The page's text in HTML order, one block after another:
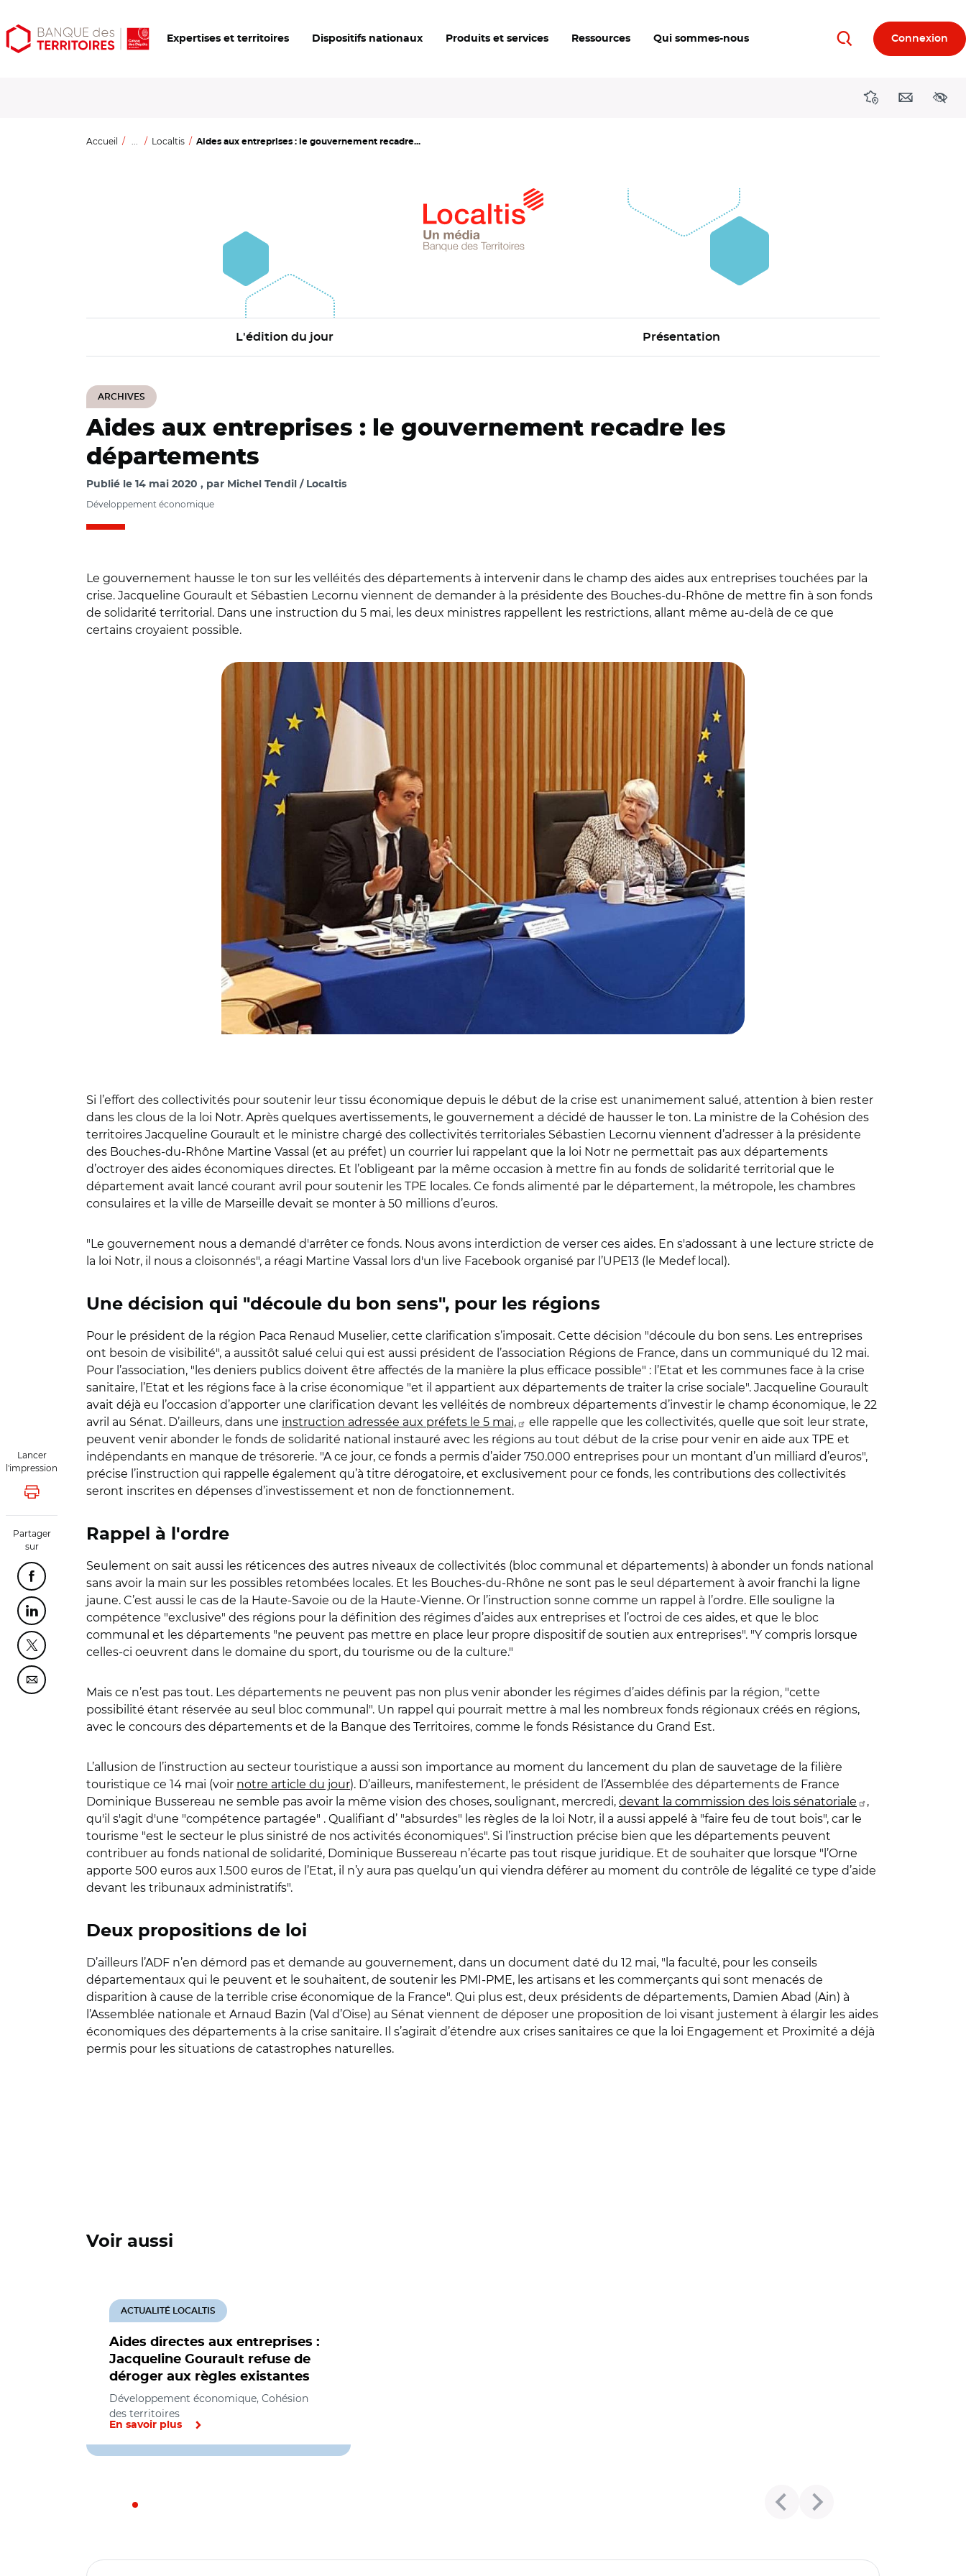
Aller
au
Aller
au
Ouvrir
les
Expertises et territoires Dispositifs nationaux Produits et services Ressources Qui sommes-nous RechercherConnexion
DirectionsContact
Accueil ... Localtis Aides aux entreprises : le gouvernement recadre...
L'édition du jour Présentation
ARCHIVES
Lancer
l'impression
Lancer l'impression
Partager
sur
Partager cette page sur Facebook
Partager cette page sur Linkedin
Partager cette page sur Twitter
Partager cette page sur Courriel
Aides aux entreprises : le gouvernement recadre les
départements
Publié le 14 mai 2020 par Michel Tendil / Localtis
Développement économique
Le gouvernement hausse le ton sur les velléités des départements à intervenir dans le champ des aides aux entreprises touchées par la
crise. Jacqueline Gourault et Sébastien Lecornu viennent de demander à la présidente des Bouches-du-Rhône de mettre fin à son fonds
de solidarité territorial. Dans une instruction du 5 mai, les deux ministres rappellent les restrictions, allant même au-delà de ce que
certains croyaient possible.
Si l’effort des collectivités pour soutenir leur tissu économique depuis le début de la crise est unanimement salué, attention à bien rester
dans les clous de la loi Notr. Après quelques avertissements, le gouvernement a décidé de hausser le ton. La ministre de la Cohésion des
territoires Jacqueline Gourault et le ministre chargé des collectivités territoriales Sébastien Lecornu viennent d’adresser à la présidente
des Bouches-du-Rhône Martine Vassal (et au préfet) un courrier lui rappelant que la loi Notr ne permettait pas aux départements
d’octroyer des aides économiques directes. Et l’obligeant par la même occasion à mettre fin au fonds de solidarité territorial que le
département avait lancé courant avril pour soutenir les TPE locales. Ce fonds alimenté par le département, la métropole, les chambres
consulaires et la ville de Marseille devait se monter à 50 millions d’euros.
"Le gouvernement nous a demandé d'arrêter ce fonds. Nous avons interdiction de verser ces aides. En s'adossant à une lecture stricte de
la loi Notr, il nous a cloisonnés", a réagi Martine Vassal lors d'un live Facebook organisé par l’UPE13 (le Medef local).
Une décision qui "découle du bon sens", pour les régions
Pour le président de la région Paca Renaud Muselier, cette clarification s’imposait. Cette décision "découle du bon sens. Les entreprises
ont besoin de visibilité", a aussitôt salué celui qui est aussi président de l’association Régions de France, dans un communiqué du 12 mai.
Pour l’association, "les deniers publics doivent être affectés de la manière la plus efficace possible" : l’Etat et les communes face à la crise
sanitaire, l’Etat et les régions face à la crise économique "et il appartient aux départements de traiter la crise sociale". Jacqueline Gourault
avait déjà eu l’occasion d’apporter une clarification devant les velléités de nombreux départements d’investir le champ économique, le 22
avril au Sénat. D’ailleurs, dans une instruction adressée aux préfets le 5 mai,
elle rappelle que les collectivités, quelle que soit leur strate,
peuvent venir abonder le fonds de solidarité national instauré avec les régions au tout début de la crise pour venir en aide aux TPE et
indépendants en manque de trésorerie. "A ce jour, ce fonds a permis d’aider 750.000 entreprises pour un montant d’un milliard d’euros",
précise l’instruction qui rappelle également qu’à titre dérogatoire, et exclusivement pour ce fonds, les contributions des collectivités
seront inscrites en dépenses d’investissement et non de fonctionnement.
Rappel à l'ordre
Seulement on sait aussi les réticences des autres niveaux de collectivités (bloc communal et départements) à abonder un fonds national
sans avoir la main sur les possibles retombées locales. Et les Bouches-du-Rhône ne sont pas le seul département à avoir franchi la ligne
jaune. C’est aussi le cas de la Haute-Savoie ou de la Haute-Vienne. Or l’instruction sonne comme un rappel à l’ordre. Elle souligne la
compétence "exclusive" des régions pour la définition des régimes d’aides aux entreprises et l’octroi de ces aides, et que le bloc
communal et les départements "ne peuvent pas mettre en place leur propre dispositif de soutien aux entreprises". "Y compris lorsque
celles-ci oeuvrent dans le domaine du sport, du tourisme ou de la culture."
Mais ce n’est pas tout. Les départements ne peuvent pas non plus venir abonder les régimes d’aides définis par la région, "cette
possibilité étant réservée au seul bloc communal". Un rappel qui pourrait mettre à mal les nombreux fonds régionaux créés en régions,
avec le concours des départements et de la Banque des Territoires, comme le fonds Résistance du Grand Est.
L’allusion de l’instruction au secteur touristique a aussi son importance au moment du lancement du plan de sauvetage de la filière
touristique ce 14 mai (voir notre article du jour). D’ailleurs, manifestement, le président de l’Assemblée des départements de France
Dominique Bussereau ne semble pas avoir la même vision des choses, soulignant, mercredi, devant la commission des lois sénatoriale
,
qu'il s'agit d'une "compétence partagée" . Qualifiant d’ "absurdes" les règles de la loi Notr, il a aussi appelé à "faire feu de tout bois", car le
tourisme "est le secteur le plus sinistré de nos activités économiques". Si l’instruction précise bien que les départements peuvent
contribuer au fonds national de solidarité, Dominique Bussereau n’écarte pas tout risque juridique. Et de souhaiter que lorsque "l’Orne
apporte 500 euros aux 1.500 euros de l’Etat, il n’y aura pas quelqu’un qui viendra déférer au moment du contrôle de légalité ce type d’aide
devant les tribunaux administratifs".
Deux propositions de loi
D’ailleurs l’ADF n’en démord pas et demande au gouvernement, dans un document daté du 12 mai, "la faculté, pour les conseils
départementaux qui le peuvent et le souhaitent, de soutenir les PMI-PME, les artisans et les commerçants qui sont menacés de
disparition à cause de la terrible crise économique de la France". Qui plus est, deux présidents de départements, Damien Abad (Ain) à
l’Assemblée nationale et Arnaud Bazin (Val d’Oise) au Sénat viennent de déposer une proposition de loi visant justement à élargir les aides
économiques des départements à la crise sanitaire. Il s’agirait d’étendre aux crises sanitaires ce que la loi Engagement et Proximité a déjà
permis pour les situations de catastrophes naturelles.
Voir aussi
Aides directes aux entreprises :
Jacqueline Gourault refuse de
déroger aux règles existantes
ACTUALITÉ LOCALTIS
Développement économique, Cohésion
des territoires
En savoir plus